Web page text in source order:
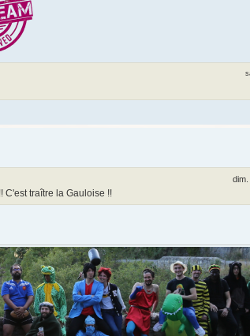
dim.
C'est traître la Gauloise !!